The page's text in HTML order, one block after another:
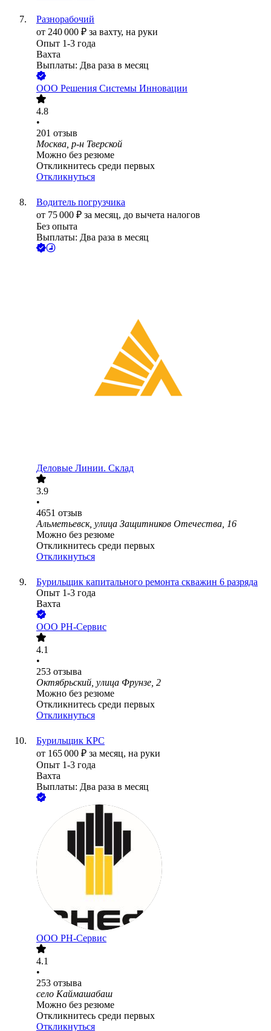
Разнорабочий
от 240 000 ₽ за вахту, на руки
Опыт 1-3 года
Вахта
Выплаты: Два раза в месяц
ООО Решения Системы Инновации
4.8
•
201 отзыв
Москва, р-н Тверской
Можно без резюме
Откликнитесь среди первых
Откликнуться
Водитель погрузчика
от 75 000 ₽ за месяц, до вычета налогов
Без опыта
Выплаты: Два раза в месяц
Деловые Линии. Склад
3.9
•
4651 отзыв
Альметьевск, улица Защитников Отечества, 16
Можно без резюме
Откликнитесь среди первых
Откликнуться
Бурильщик капитального ремонта скважин 6 разряда
Опыт 1-3 года
Вахта
ООО РН-Сервис
4.1
•
253 отзыва
Октябрьский, улица Фрунзе, 2
Можно без резюме
Откликнитесь среди первых
Откликнуться
Бурильщик КРС
от 165 000 ₽ за месяц, на руки
Опыт 1-3 года
Вахта
Выплаты: Два раза в месяц
ООО РН-Сервис
4.1
•
253 отзыва
село Каймашабаш
Можно без резюме
Откликнитесь среди первых
Откликнуться